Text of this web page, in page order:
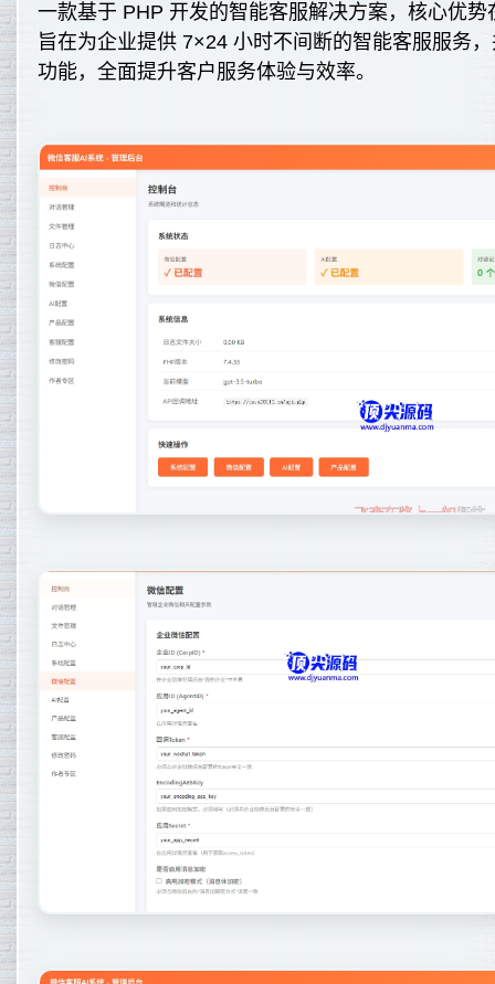
一款基于 PHP 开发的智能客服解决方案，核心优
旨在为企业提供 7×24 小时不间断的智能客服服务
功能，全面提升客户服务体验与效率。